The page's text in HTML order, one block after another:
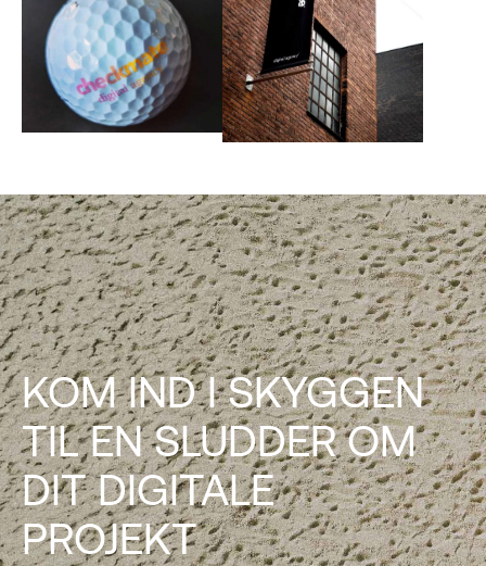
KOM IND I SKYGGEN
TIL EN SLUDDER OM
DIT DIGITALE
PROJEKT